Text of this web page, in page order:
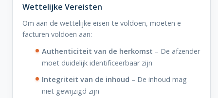
Wettelijke Vereisten
Om aan de wettelijke eisen te voldoen, moeten e-
facturen voldoen aan:
Authenticiteit van de herkomst – De afzender
moet duidelijk identificeerbaar zijn
Integriteit van de inhoud – De inhoud mag
niet gewijzigd zijn